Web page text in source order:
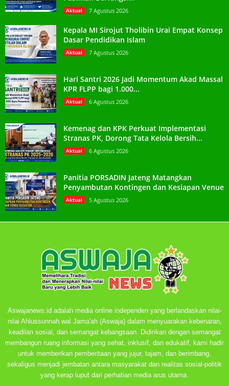
Aktual 7 Agustus 2026
Kepala MI Sirojut Tholibin Urai Empat Konsep
Dasar Pendidikan Islam
Aktual 7 Agustus 2026
Hari Santri 2026 Jadi Momentum Akad Massal
KPR FLPP bagi 1.000...
Aktual 6 Agustus 2026
Kemenag dan KPK Perkuat Implementasi
Stranas PK, Dorong Tata Kelola Bersih...
Aktual 6 Agustus 2026
Panitia PORSADIN Jateng Matangkan
Penyambutan Kontingen dan Kesiapan Venue
Aktual 5 Agustus 2026
Aswajanews.id adalah media online independen yang berlandaskan nilai-
nilai Ahlussunnah wal Jama'ah (Aswaja) dalam menyuarakan kebenaran,
keadilan sosial, dan semangat kebangsaan. Didirikan dengan semangat
membangun ruang informasi yang sehat, inklusif, dan edukatif, kami hadir
untuk memberikan pemberitaan yang jujur, tajam, dan berimbang,
sekaligus menjadi jembatan antara masyarakat dan realitas sosial-politik
yang kerap luput dari perhatian media arus utama.